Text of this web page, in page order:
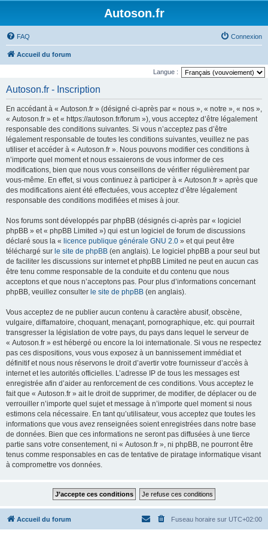
Autoson.fr
FAQ Connexion
Accueil du forum
Langue :
Autoson.fr - Inscription
En accédant à « Autoson.fr » (désigné ci-après par « nous », « notre », « nos »,
« Autoson.fr » et « https://autoson.fr/forum »), vous acceptez d’être légalement
responsable des conditions suivantes. Si vous n’acceptez pas d’être
légalement responsable de toutes les conditions suivantes, veuillez ne pas
utiliser et accéder à « Autoson.fr ». Nous pouvons modifier ces conditions à
n’importe quel moment et nous essaierons de vous informer de ces
modifications, bien que nous vous conseillons de vérifier régulièrement par
vous-même. En effet, si vous continuez à participer à « Autoson.fr » après que
des modifications aient été effectuées, vous acceptez d’être légalement
responsable des conditions modifiées et mises à jour.
Nos forums sont développés par phpBB (désignés ci-après par « logiciel
phpBB » et « phpBB Limited ») qui est un logiciel de forum de discussions
déclaré sous la « licence publique générale GNU 2.0 » et qui peut être
téléchargé sur le site de phpBB (en anglais). Le logiciel phpBB a pour seul but
de faciliter les discussions sur internet et phpBB Limited ne peut en aucun cas
être tenu comme responsable de la conduite et du contenu que nous
acceptons et que nous n’acceptons pas. Pour plus d’informations concernant
phpBB, veuillez consulter le site de phpBB (en anglais).
Vous acceptez de ne publier aucun contenu à caractère abusif, obscène,
vulgaire, diffamatoire, choquant, menaçant, pornographique, etc. qui pourrait
transgresser la législation de votre pays, du pays dans lequel le serveur de
« Autoson.fr » est hébergé ou encore la loi internationale. Si vous ne respectez
pas ces dispositions, vous vous exposez à un bannissement immédiat et
définitif et nous nous réservons le droit d’avertir votre fournisseur d’accès à
internet et les autorités officielles. L’adresse IP de tous les messages est
enregistrée afin d’aider au renforcement de ces conditions. Vous acceptez le
fait que « Autoson.fr » ait le droit de supprimer, de modifier, de déplacer ou de
verrouiller n’importe quel sujet et message à n’importe quel moment si nous
estimons cela nécessaire. En tant qu’utilisateur, vous acceptez que toutes les
informations que vous avez renseignées soient enregistrées dans notre base
de données. Bien que ces informations ne seront pas diffusées à une tierce
partie sans votre consentement, ni « Autoson.fr », ni phpBB, ne pourront être
tenus comme responsables en cas de tentative de piratage informatique visant
à compromettre vos données.
Accueil du forum Fuseau horaire sur UTC+02:00